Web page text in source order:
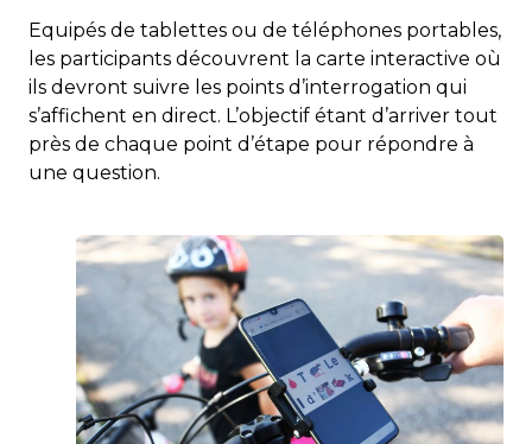
Equipés de tablettes ou de téléphones portables,
les participants découvrent la carte interactive où
ils devront suivre les points d’interrogation qui
s’affichent en direct. L’objectif étant d’arriver tout
près de chaque point d’étape pour répondre à
une question.